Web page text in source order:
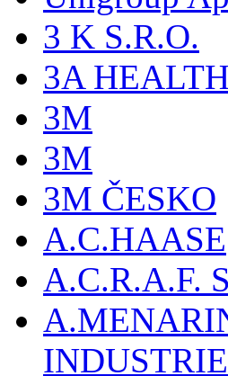
3 K S.R.O.
3A
3M
3M
3M ČESKO
A.C.HAASE
A.C.R.A.F.